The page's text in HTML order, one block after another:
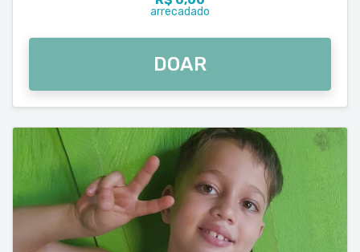
arrecadado
DOAR